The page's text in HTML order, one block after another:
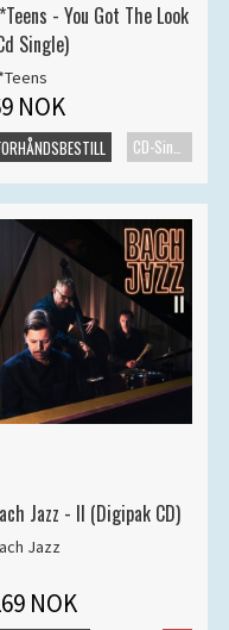
- You Got The Look
Single)
NOK
Jazz - II (Digipak CD)
Jazz
NOK